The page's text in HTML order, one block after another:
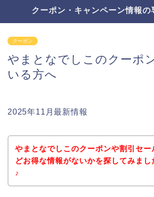
クーポン・キャンペーン情報の
クーポン
やまとなでしこのクーポ
いる方へ
2025年11月最新情報
やまとなでしこのクーポンや割引セー
どお得な情報がないかを探してみまし
♪